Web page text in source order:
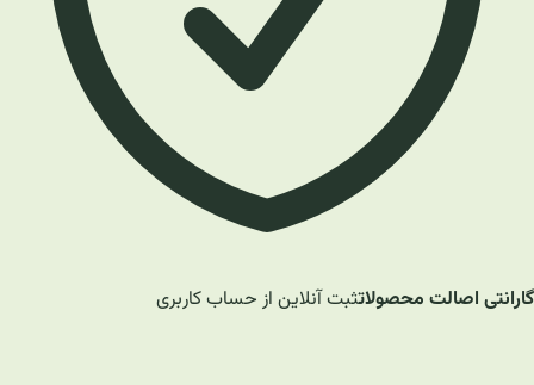
گارانتی اصالت محصولاتثبت آنلاین از حساب کاربری